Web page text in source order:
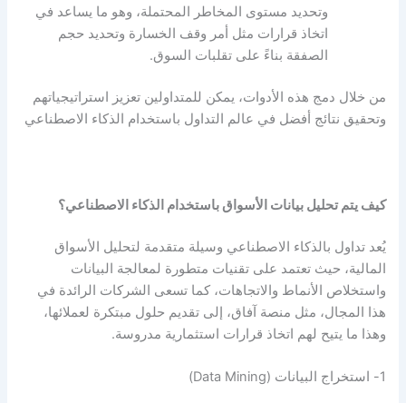
وتحديد مستوى المخاطر المحتملة، وهو ما يساعد في
اتخاذ قرارات مثل أمر وقف الخسارة وتحديد حجم
الصفقة بناءً على تقلبات السوق.
من خلال دمج هذه الأدوات، يمكن للمتداولين تعزيز استراتيجياتهم
وتحقيق نتائج أفضل في عالم التداول باستخدام الذكاء الاصطناعي
كيف يتم تحليل بيانات الأسواق باستخدام الذكاء الاصطناعي؟
يُعد تداول بالذكاء الاصطناعي وسيلة متقدمة لتحليل الأسواق
المالية، حيث تعتمد على تقنيات متطورة لمعالجة البيانات
واستخلاص الأنماط والاتجاهات، كما تسعى الشركات الرائدة في
هذا المجال، مثل منصة آفاق، إلى تقديم حلول مبتكرة لعملائها،
وهذا ما يتيح لهم اتخاذ قرارات استثمارية مدروسة.
1- استخراج البيانات (Data Mining)